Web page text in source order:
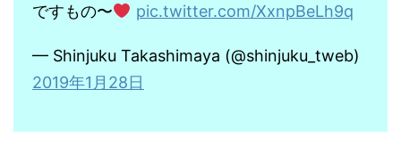
ですもの〜
pic.twitter.com/XxnpBeLh9q
— Shinjuku Takashimaya (@shinjuku_tweb)
2019年1月28日